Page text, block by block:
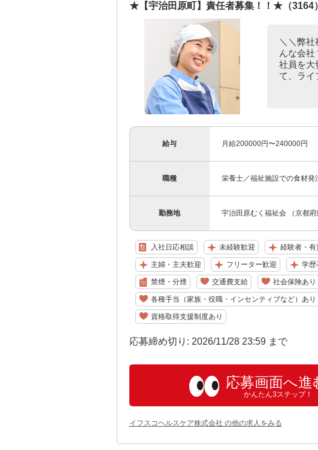
★【宇治田原町】責任者募集！！★（3164）
＼＼弊
んな会
社員を大
て、ライ
給与 月給200000円〜240000円
職種 栄養士／福祉施設での食材発
勤務地 宇治田原むく福祉会 （京都
入社日応相談 未経験歓迎 経験者・有
主婦・主夫歓迎 フリーター歓迎 学歴
禁煙・分煙 交通費支給 社会保険あり
各種手当（家族・役職・インセンティブなど）あり
資格取得支援制度あり
応募締め切り: 2026/11/28 23:59 まで
応募画面へ進
かんたん3ステップ！
イフスコヘルスケア株式会社 の他の求人をみる